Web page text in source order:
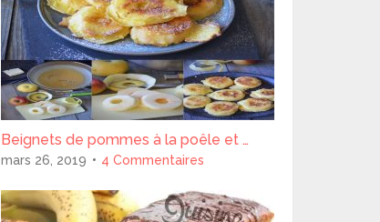
Beignets de pommes à la poêle et …
mars 26, 2019 4 Commentaires